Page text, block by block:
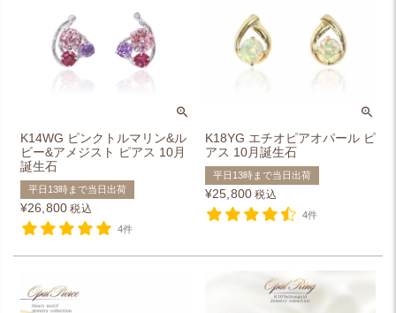
K14WG ピンクトルマリン&ル
ビー&アメジスト ピアス 10月
誕生石
平日13時まで当日出荷
¥26,800 税込
4件
K18YG エチオピアオパール ピ
アス 10月誕生石
平日13時まで当日出荷
¥25,800 税込
4件